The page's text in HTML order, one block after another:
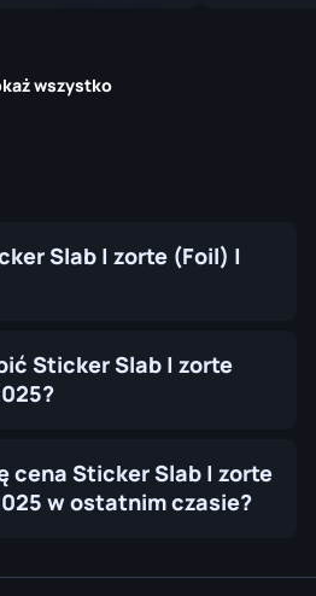
wszystko
Slab | zorte (Foil) |
Sticker Slab | zorte
cena Sticker Slab | zorte
w ostatnim czasie?